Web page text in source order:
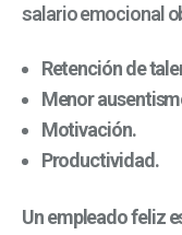
salario emocional
Retención de
Menor
Motivación.
Productividad.
Un empleado feliz